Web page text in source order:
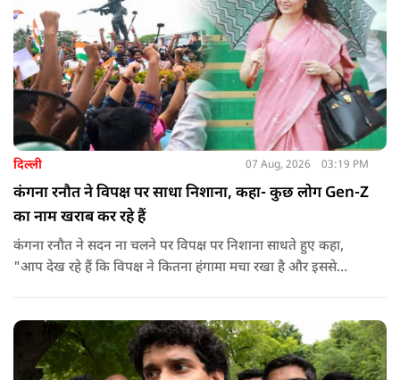
दिल्ली 07 Aug, 2026 03:19 PM
कंगना रनौत ने विपक्ष पर साधा निशाना, कहा- कुछ लोग Gen-Z
का नाम खराब कर रहे हैं
कंगना रनौत ने सदन ना चलने पर विपक्ष पर निशाना साधते हुए कहा,
"आप देख रहे हैं कि विपक्ष ने कितना हंगामा मचा रखा है और इससे
देश के सामने साफ हो रही है. और जब हारते हैं, तो रोना रोते हैं."